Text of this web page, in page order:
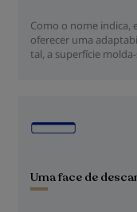
Como o nome indica,
oferecer uma
tal, a superfície
Uma face de